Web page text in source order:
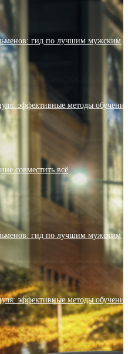
гид по лучшим мужским
эффективные методы
совместить всё
гид по лучшим мужским
эффективные методы